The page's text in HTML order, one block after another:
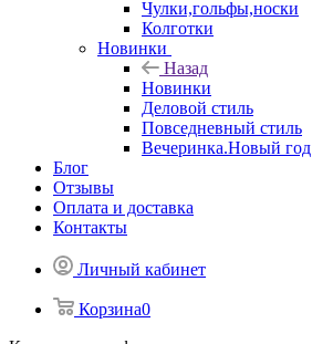
Чулки,гольфы,носки
Колготки
Новинки
Назад
Новинки
Деловой стиль
Повседневный стиль
Вечеринка.Новый год
Блог
Отзывы
Оплата и доставка
Контакты
Личный кабинет
Корзина0